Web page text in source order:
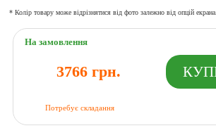
* Колір товару може відрізнятися від фото залежно від опцій екрана.
На замовлення
3766 грн.
Потребує складання